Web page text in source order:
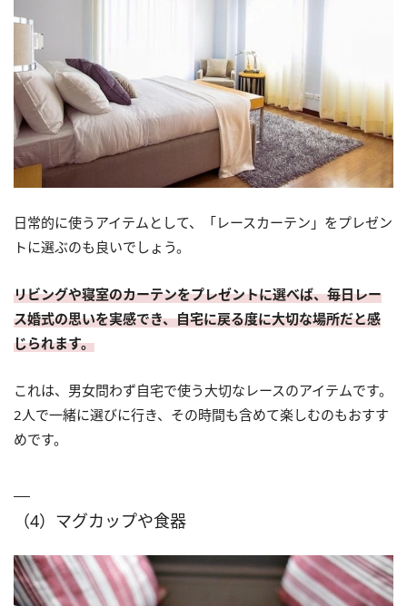
日常的に使うアイテムとして、「レースカーテン」をプレゼン
トに選ぶのも良いでしょう。
リビングや寝室のカーテンをプレゼントに選べば、毎日レー
ス婚式の思いを実感でき、自宅に戻る度に大切な場所だと感
じられます。
これは、男女問わず自宅で使う大切なレースのアイテムです。
2人で一緒に選びに行き、その時間も含めて楽しむのもおすす
めです。
（4）マグカップや食器